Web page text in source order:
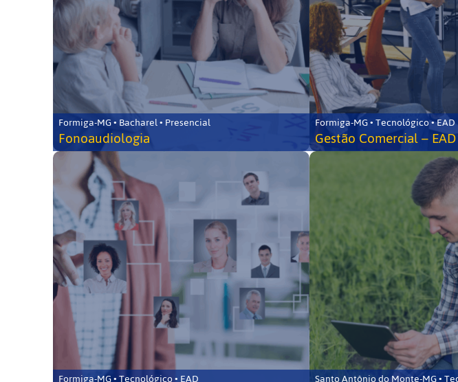
Formiga-MG • Bacharel • Presencial
Fonoaudiologia
Formiga-MG • Tecnológico • EAD
Gestão Comercial – EAD